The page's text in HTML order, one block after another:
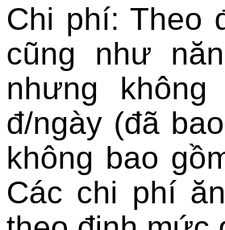
Chi phí: Theo
cũng như
nhưng
đ/ngày (đã
không bao
Các chi phí